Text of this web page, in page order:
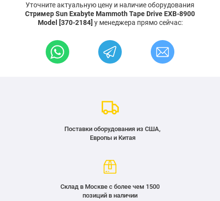
Уточните актуальную цену и наличие оборудования
Стример Sun Exabyte Mammoth Tape Drive EXB-8900
Model [370-2184] у менеджера прямо сейчас:
Поставки оборудования из США,
Европы и Китая
Склад в Москве с более чем 1500
позиций в наличии